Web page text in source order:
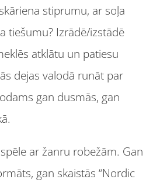
stiprumu, ar soļa
tiešumu? Izrādē/izstādē
atklātu un patiesu
dejas valodā runāt par
gan dusmās, gan
ar žanru robežām. Gan
gan skaistās “Nordic